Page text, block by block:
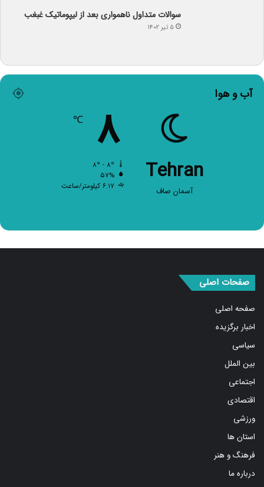
سوالات متداول ناهمواری بعد از لیپوماتیک غبغب
۵ تیر ۱۴۰۲
آب و هوا
Tehran
آسمان صاف
۸
۵۷%
۶.۱۷ کیلومتر/ساعت
صفحه اصلی
اخبار برگزیده
سیاسی
بین الملل
اجتماعی
اقتصادی
ورزشی
استان ها
فرهنگ و هنر
درباره ما